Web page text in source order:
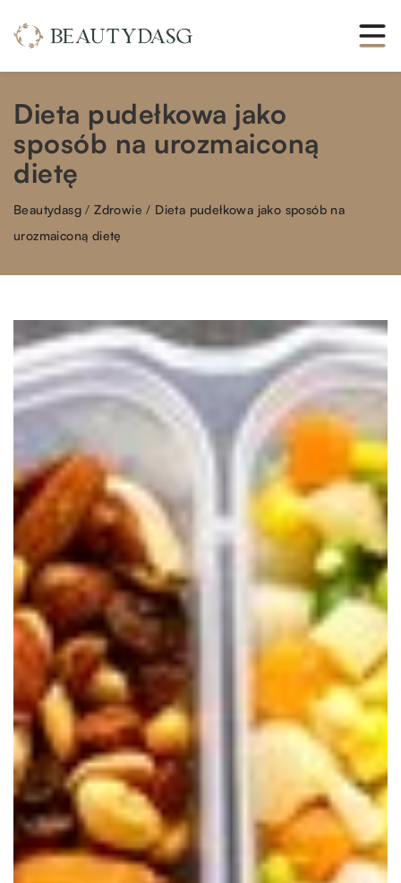
Dieta pudełkowa jako
sposób na urozmaiconą
dietę
Beautydasg /Zdrowie / Dieta pudełkowa jako sposób na
urozmaiconą dietę